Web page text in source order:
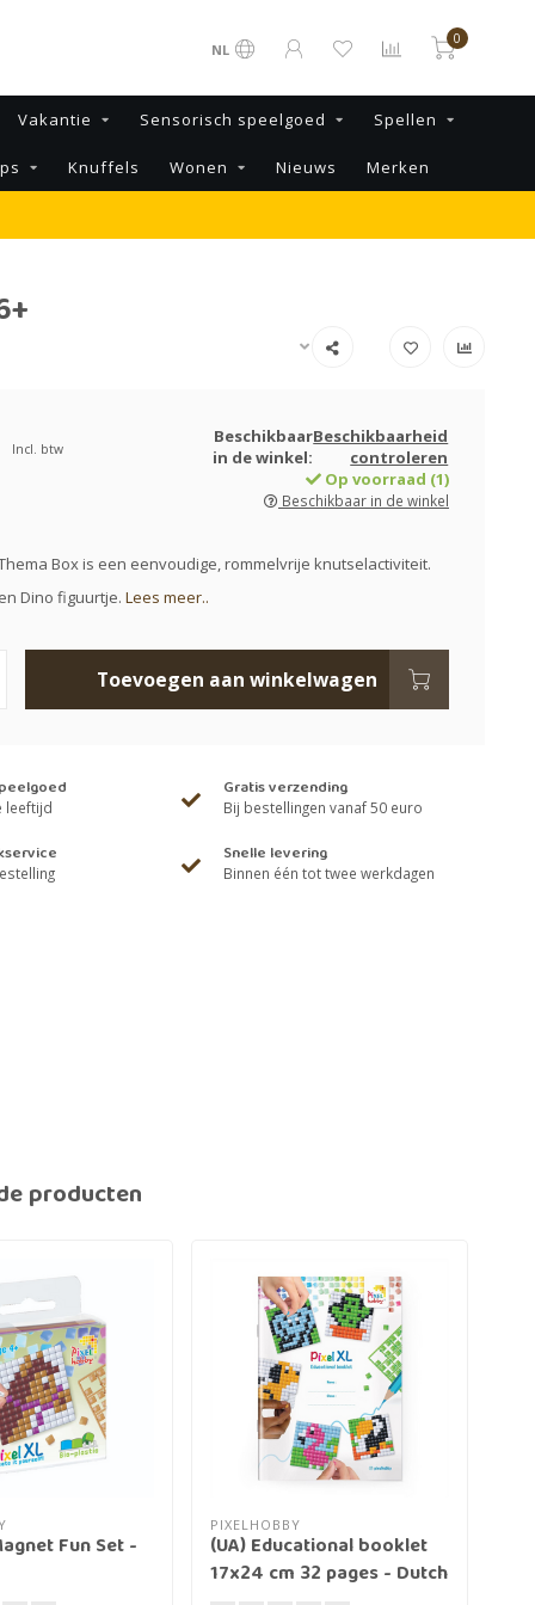
NL
0
Vakantie Sensorisch speelgoed Spellen
Knuffels Wonen Nieuws Merken
Incl. btw
Beschikbaar
in de winkel:
Beschikbaarheid
controleren
Op voorraad (1)
Beschikbaar in de winkel
Box is een eenvoudige, rommelvrije knutselactiviteit.
Dino figuurtje. Lees meer..
Toevoegen aan winkelwagen
leeftijd
Gratis verzending
Bij bestellingen vanaf 50 euro
Snelle levering
Binnen één tot twee werkdagen
producten
Fun Set -
PIXELHOBBY
(UA) Educational booklet
17x24 cm 32 pages - Dutch